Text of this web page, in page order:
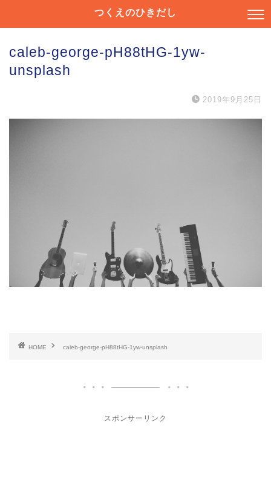
つくえのひきだし
caleb-george-pH88tHG-1yw-
unsplash
2019年9月25日
HOME caleb-george-pH88tHG-1yw-unsplash
スポンサーリンク